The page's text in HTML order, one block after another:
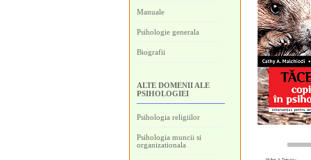
Manuale
Psihologie generala
Biografii
ALTE DOMENII ALE
PSIHOLOGIEI
Psihologia religiilor
Psihologia muncii si
organizationala